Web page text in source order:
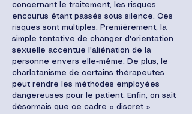
concernant le traitement, les risques
encourus étant passés sous silence. Ces
risques sont multiples. Premièrement, la
simple tentative de changer d'orientation
sexuelle accentue l'aliénation de la
personne envers elle-même. De plus, le
charlatanisme de certains thérapeutes
peut rendre les méthodes employées
dangereuses pour le patient. Enfin, on sait
désormais que ce cadre « discret »